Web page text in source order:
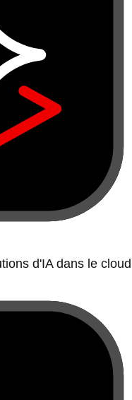
d'IA dans le cloud